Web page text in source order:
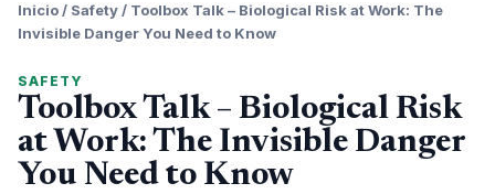
Inicio / Safety / Toolbox Talk – Biological Risk at Work: The
Invisible Danger You Need to Know
SAFETY
Toolbox Talk – Biological Risk
at Work: The Invisible Danger
You Need to Know